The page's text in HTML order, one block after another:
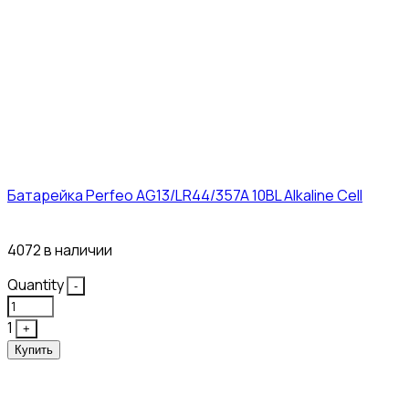
Батарейка Perfeo AG13/LR44/357A 10BL Alkaline Cell
4072 в наличии
Quantity
-
1
+
Купить